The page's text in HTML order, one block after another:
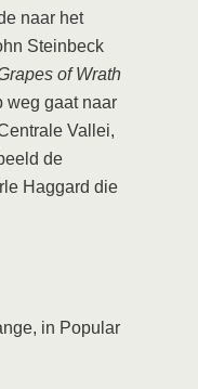
naar het
Steinbeck
of Wrath
weg gaat naar
Vallei,
de
Haggard die
in Popular